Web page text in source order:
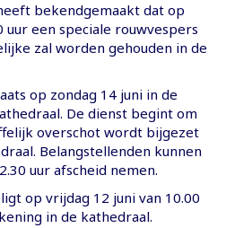
bekendgemaakt dat op
uur een speciale rouwvespers
zal worden gehouden in de
op zondag 14 juni in de
De dienst begint om
overschot wordt bijgezet
Belangstellenden kunnen
uur afscheid nemen.
op vrijdag 12 juni van 10.00
in de kathedraal.